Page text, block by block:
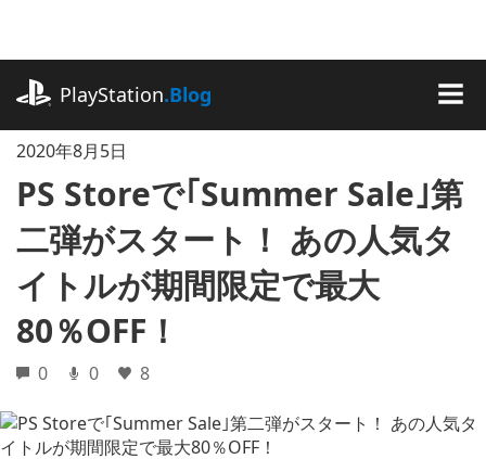
に
ッ
PlayStation.Blog
2020年8月5日
PS Storeで｢Summer Sale｣第
二弾がスタート！ あの人気タ
イトルが期間限定で最大
80％OFF！
0 0 8